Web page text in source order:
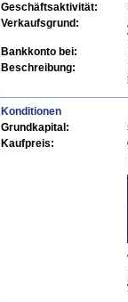
Geschäftsaktivität:
Verkaufsgrund:
Bankkonto bei:
Beschreibung:
Konditionen
Grundkapital:
Kaufpreis: